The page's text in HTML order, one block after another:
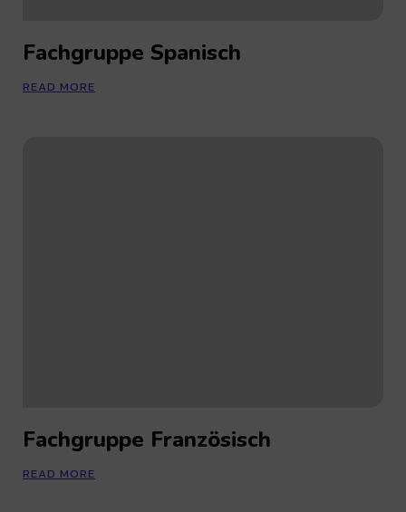
Fachgruppe Spanisch
READ MORE
Fachgruppe Französisch
READ MORE